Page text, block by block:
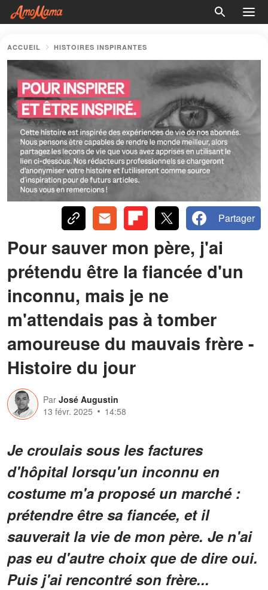
ACCUEIL HISTOIRES INSPIRANTES
Partager
Pour sauver mon père, j'ai
prétendu être la fiancée d'un
inconnu, mais je ne
m'attendais pas à tomber
amoureuse du mauvais frère -
Histoire du jour
Par José Augustin
13 févr. 2025
14:58
Je croulais sous les factures
d'hôpital lorsqu'un inconnu en
costume m'a proposé un marché :
prétendre être sa fiancée, et il
sauverait la vie de mon père. Je n'ai
pas eu d'autre choix que de dire oui.
Puis j'ai rencontré son frère...